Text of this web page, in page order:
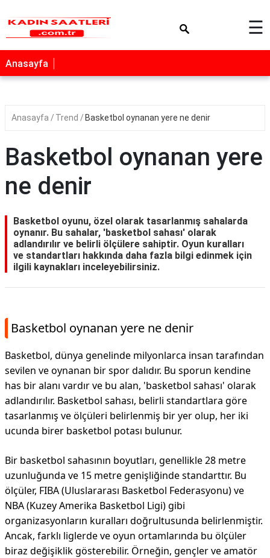
☰
Anasayfa
Anasayfa Trend Basketbol oynanan yere ne denir
Basketbol oynanan yere
ne denir
Basketbol oyunu, özel olarak tasarlanmış sahalarda
oynanır. Bu sahalar, 'basketbol sahası' olarak
adlandırılır ve belirli ölçülere sahiptir. Oyun kuralları
ve standartları hakkında daha fazla bilgi edinmek için
ilgili kaynakları inceleyebilirsiniz.
Basketbol oynanan yere ne denir
Basketbol, dünya genelinde milyonlarca insan tarafından
sevilen ve oynanan bir spor dalıdır. Bu sporun kendine
has bir alanı vardır ve bu alan, 'basketbol sahası' olarak
adlandırılır. Basketbol sahası, belirli standartlara göre
tasarlanmış ve ölçüleri belirlenmiş bir yer olup, her iki
ucunda birer basketbol potası bulunur.
Bir basketbol sahasının boyutları, genellikle 28 metre
uzunluğunda ve 15 metre genişliğinde standarttır. Bu
ölçüler, FIBA (Uluslararası Basketbol Federasyonu) ve
NBA (Kuzey Amerika Basketbol Ligi) gibi
organizasyonların kuralları doğrultusunda belirlenmiştir.
Ancak, farklı liglerde ve oyun ortamlarında bu ölçüler
biraz değişiklik gösterebilir. Örneğin, gençler ve amatör